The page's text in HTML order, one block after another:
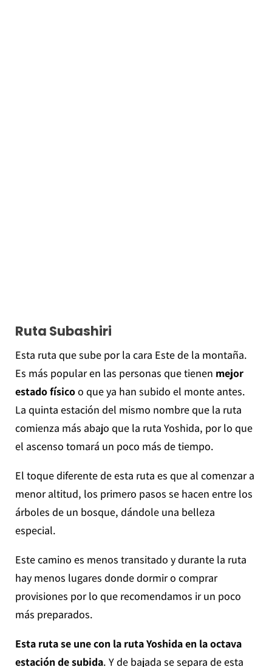
Ruta Subashiri
Esta ruta que sube por la cara Este de la montaña.
Es más popular en las personas que tienen mejor
estado físicoo que ya han subido el monte antes.
La quinta estación del mismo nombre que la ruta
comienza más abajo que la ruta Yoshida, por lo que
el ascenso tomará un poco más de tiempo.
El toque diferente de esta ruta es que al comenzar a
menor altitud, los primero pasos se hacen entre los
árboles de un bosque, dándole una belleza
especial.
Este camino es menos transitado y durante la ruta
hay menos lugares donde dormir o comprar
provisiones por lo que recomendamos ir un poco
más preparados.
Esta ruta se une con la ruta Yoshida en la octava
estación de subida. Y de bajada se separa de esta